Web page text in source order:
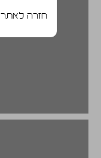
חזרה לאתר
ההווה הישראלי ... 21